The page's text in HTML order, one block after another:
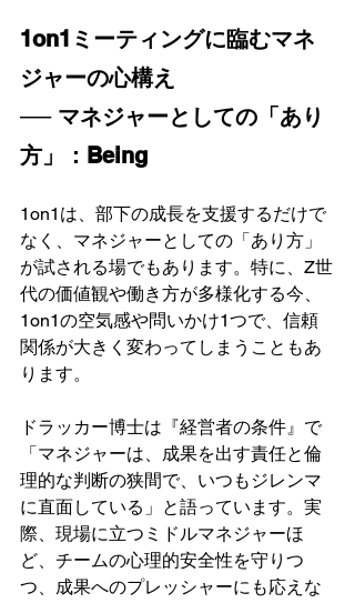
1on1ミーティングに臨むマネ
ジャーの心構え
── マネジャーとしての「あり
方」：Being
1on1は、部下の成長を支援するだけで
なく、マネジャーとしての「あり方」
が試される場でもあります。特に、Z世
代の価値観や働き方が多様化する今、
1on1の空気感や問いかけ1つで、信頼
関係が大きく変わってしまうこともあ
ります。
ドラッカー博士は『経営者の条件』で
「マネジャーは、成果を出す責任と倫
理的な判断の狭間で、いつもジレンマ
に直面している」と語っています。実
際、現場に立つミドルマネジャーほ
ど、チームの心理的安全性を守りつ
つ、成果へのプレッシャーにも応えな